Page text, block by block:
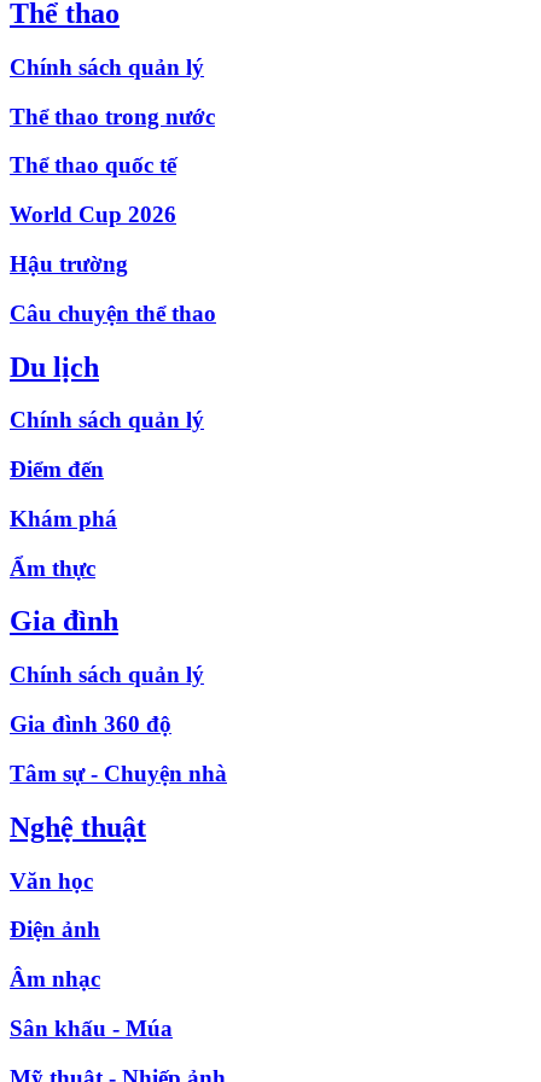
Thể thao
Chính sách quản lý
Thể thao trong nước
Thể thao quốc tế
World Cup 2026
Hậu trường
Câu chuyện thể thao
Du lịch
Chính sách quản lý
Điểm đến
Khám phá
Ẩm thực
Gia đình
Chính sách quản lý
Gia đình 360 độ
Tâm sự - Chuyện nhà
Nghệ thuật
Văn học
Điện ảnh
Âm nhạc
Sân khấu - Múa